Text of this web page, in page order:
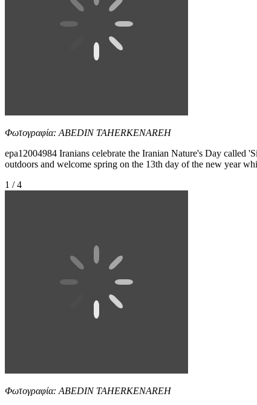
Φωτογραφία: ABEDIN TAHERKENAREH
epa12004984 Iranians celebrate the Iranian Nature's Day called
outdoors and welcome spring on the 13th day of the new year
1 / 4
Φωτογραφία: ABEDIN TAHERKENAREH